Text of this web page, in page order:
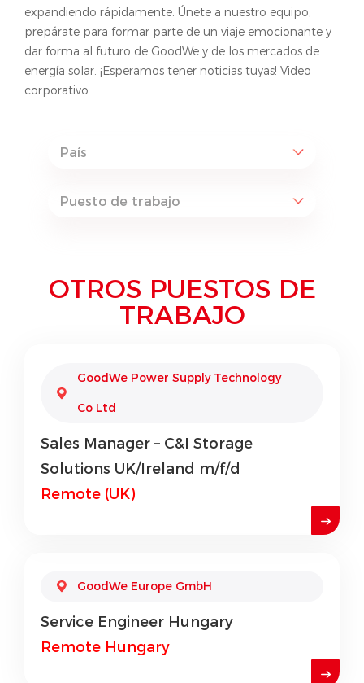
expandiendo rápidamente. Únete a nuestro equipo,
prepárate para formar parte de un viaje emocionante y
dar forma al futuro de GoodWe y de los mercados de
energía solar. ¡Esperamos tener noticias tuyas! Video
corporativo
OTROS PUESTOS DE
TRABAJO
GoodWe Power Supply Technology
Co Ltd
Sales Manager – C&I Storage
Solutions UK/Ireland m/f/d
Remote (UK)
GoodWe Europe GmbH
Service Engineer Hungary
Remote Hungary